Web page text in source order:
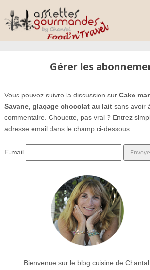
Gérer les
Vous pouvez suivre la discussion sur Cake
Savane, glaçage chocolat au laitsans avoir
commentaire. Chouette, pas vrai ? Entrez
adresse email dans le champ ci-dessous.
E-mail
Bienvenue sur le blog cuisine de Chantal!